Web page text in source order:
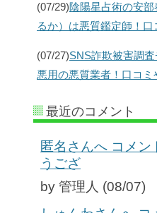
(07/29)陰陽星占術の安
るか）は悪質鑑定師！口
(07/27)SNS詐欺被害調
悪用の悪質業者！口コミ
最近のコメント
匿名さんへ コメン
うござ
by 管理人 (08/07)